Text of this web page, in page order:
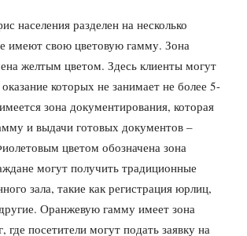
населения разделен на несколько
имеют свою цветовую гамму. Зона
желтым цветом. Здесь клиенты могут
которых не занимает не более 5-
зона документирования, которая
и выдачи готовых документов –
цветом обозначена зона
могут получить традиционные
зала, такие как регистрация юрлиц,
Оранжевую гамму имеет зона
где посетители могут подать заявку на